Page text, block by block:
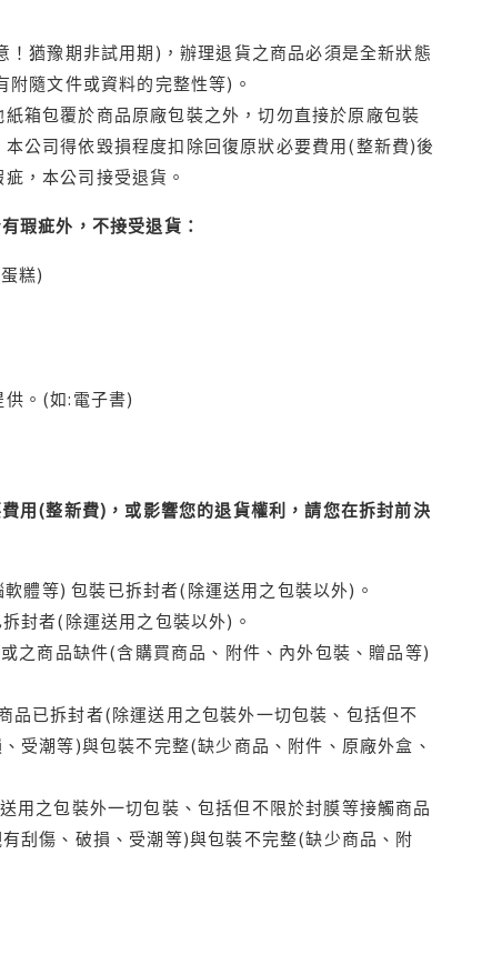
猶豫期非試用期)，辦理退貨之商品必須是全新狀態
隨文件或資料的完整性等)。
箱包覆於商品原廠包裝之外，切勿直接於原廠包裝
公司得依毀損程度扣除回復原狀必要費用(整新費)後
，本公司接受退貨。
瑕疵外，不接受退貨：
糕)
。(如:電子書)
用(整新費)，或影響您的退貨權利，請您在拆封前決
體等) 包裝已拆封者(除運送用之包裝以外)。
封者(除運送用之包裝以外)。
之商品缺件(含購買商品、附件、內外包裝、贈品等)
已拆封者(除運送用之包裝外一切包裝、包括但不
受潮等)與包裝不完整(缺少商品、附件、原廠外盒、
用之包裝外一切包裝、包括但不限於封膜等接觸商品
刮傷、破損、受潮等)與包裝不完整(缺少商品、附